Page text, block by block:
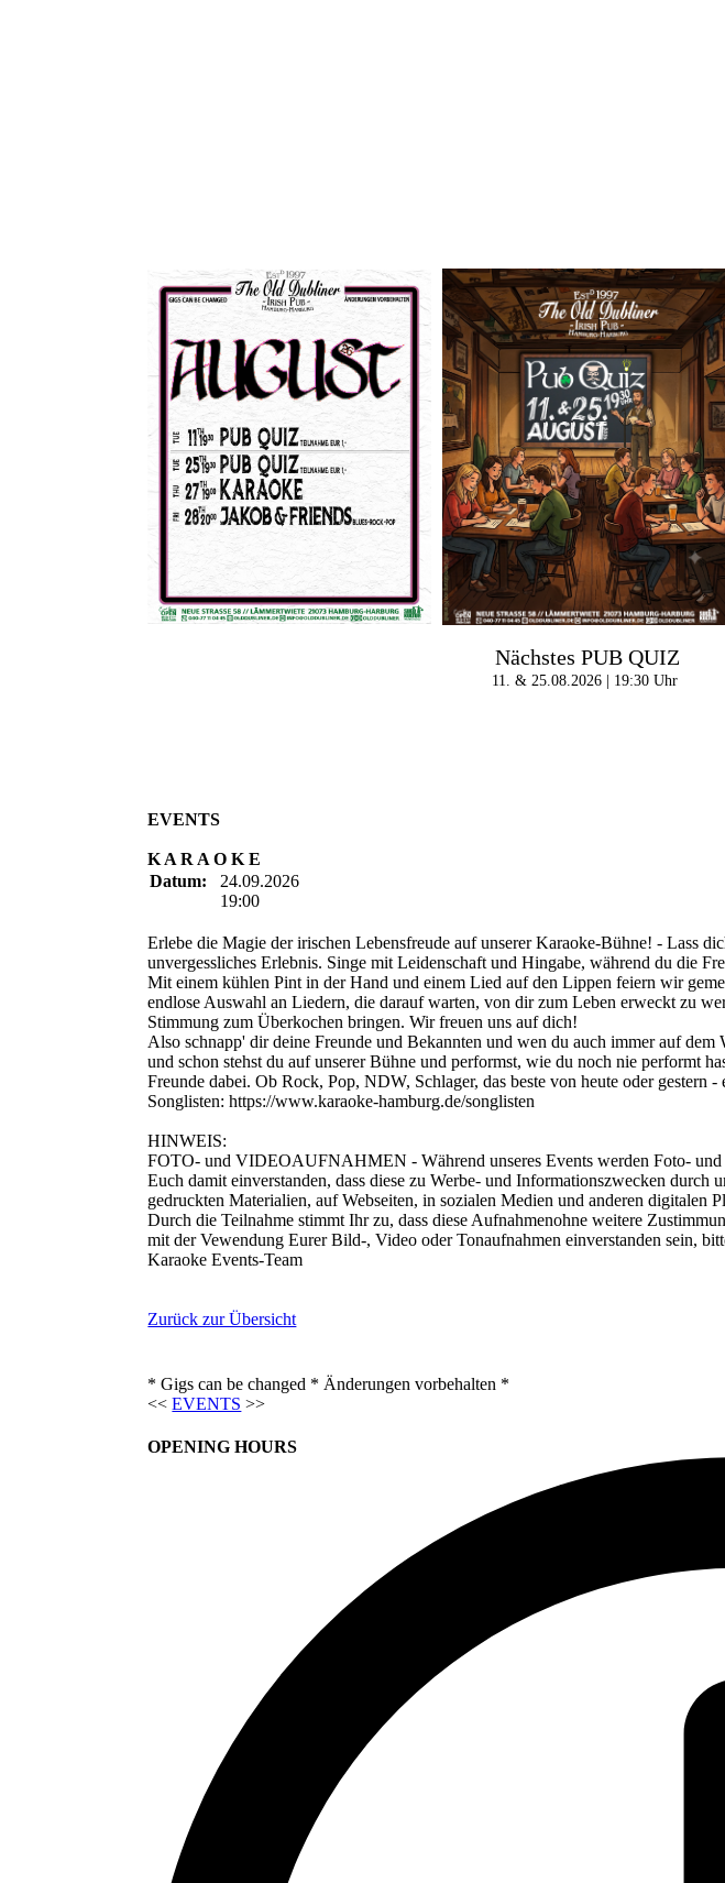
Nächstes PUB QUIZ
11. & 25.08.2026 | 19:30 Uhr
EVENTS
K A R A O K E
Datum:
24.09.2026
19:00
Erlebe die Magie der irischen Lebensfreude auf unserer Karaoke-Bühne! - Lass
unvergessliches Erlebnis. Singe mit Leidenschaft und Hingabe, während du die
Mit einem kühlen Pint in der Hand und einem Lied auf den Lippen feiern wir
endlose Auswahl an Liedern, die darauf warten, von dir zum Leben erweckt zu
Stimmung zum Überkochen bringen. Wir freuen uns auf dich!
Also schnapp' dir deine Freunde und Bekannten und wen du auch immer auf
und schon stehst du auf unserer Bühne und performst, wie du noch nie performt
Freunde dabei. Ob Rock, Pop, NDW, Schlager, das beste von heute oder gestern
Songlisten: https://www.karaoke-hamburg.de/songlisten
HINWEIS:
FOTO- und VIDEOAUFNAHMEN - Während unseres Events werden Foto- und
Euch damit einverstanden, dass diese zu Werbe- und Informationszwecken
gedruckten Materialien, auf Webseiten, in sozialen Medien und anderen digitalen
Durch die Teilnahme stimmt Ihr zu, dass diese Aufnahmenohne weitere
mit der Vewendung Eurer Bild-, Video oder Tonaufnahmen einverstanden sein,
Karaoke Events-Team
Zurück zur Übersicht
* Gigs can be changed * Änderungen vorbehalten *
<<EVENTS >>
OPENING HOURS